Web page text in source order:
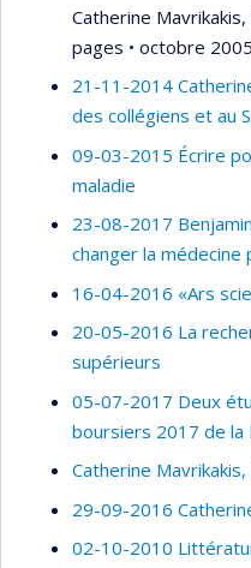
Catherine
pages • octobre 2005
21-11-2014
des collégiens et au
09-03-2015 Écrire
maladie
23-08-2017
changer la
16-04-2016 «Ars
20-05-2016 La
supérieurs
05-07-2017 Deux
boursiers 2017 de la
Catherine
29-09-2016
02-10-2010